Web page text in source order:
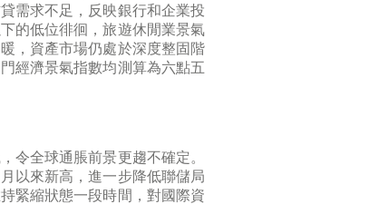
需求不足，反映銀行和企業投
的低位徘徊，旅遊休閒業景氣
，資產市場仍處於深度整固階
經濟景氣指數均測算為六點五
令全球通脹前景更趨不確定。
以來新高，進一步降低聯儲局
緊縮狀態一段時間，對國際資